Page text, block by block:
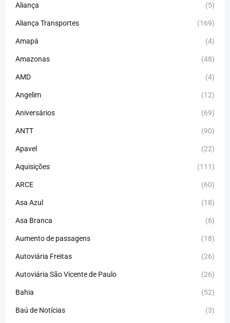
Aliança (5)
Aliança Transportes (169)
Amapá (4)
Amazonas (48)
AMD (4)
Angelim (12)
Aniversários (69)
ANTT (90)
Apavel (22)
Aquisições (111)
ARCE (60)
Asa Azul (18)
Asa Branca (6)
Aumento de passagens (18)
Autoviária Freitas (26)
Autoviária São Vicente de Paulo (26)
Bahia (52)
Baú de Notícias (3)